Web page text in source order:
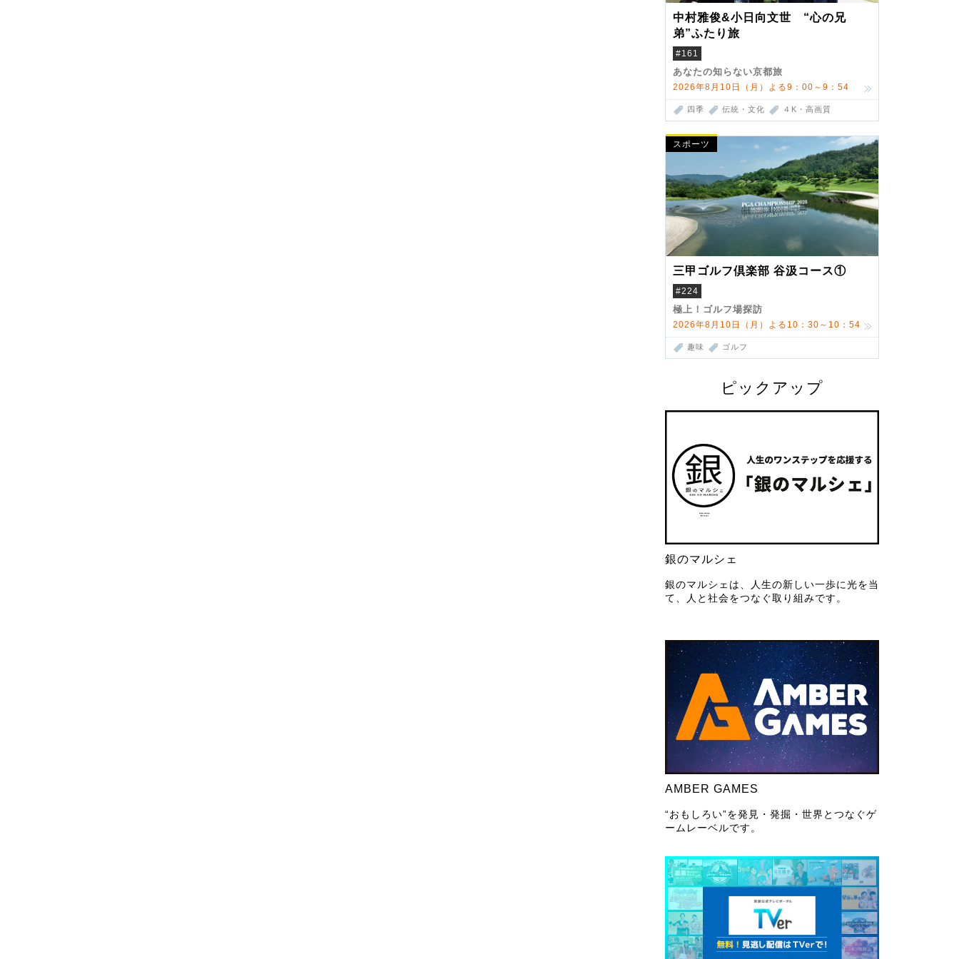
中村雅俊&小日向文世 “心の兄
弟”ふたり旅
#161
あなたの知らない京都旅
2026年8月10日（月）よる9：00～9：54
四季 伝統・文化 ４K・高画質
スポーツ
三甲ゴルフ倶楽部 谷汲コース①
#224
極上！ゴルフ場探訪
2026年8月10日（月）よる10：30～10：54
趣味 ゴルフ
ピックアップ
銀のマルシェ
銀のマルシェは、人生の新しい一歩に光を当
て、人と社会をつなぐ取り組みです。
AMBER GAMES
“おもしろい”を発見・発掘・世界とつなぐゲ
ームレーベルです。